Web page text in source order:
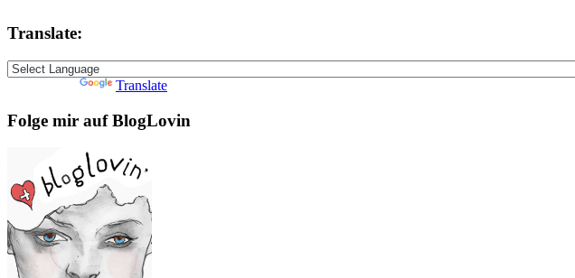
Translate:
Translate
Folge mir auf BlogLovin